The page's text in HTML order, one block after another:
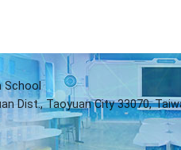
School
Dist., Taoyuan City 33070,